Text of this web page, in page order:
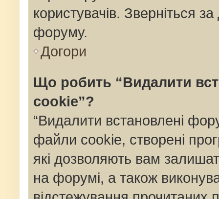
користувачів. Зверніться
форуму.
Догори
Що робить “Видалити
cookie”?
“Видалити встановлені
файли cookie, створені
які дозволяють вам
на форумі, а також